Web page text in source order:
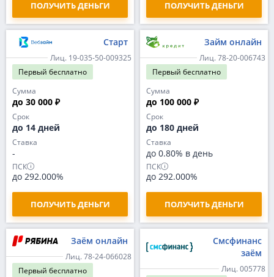
ПОЛУЧИТЬ ДЕНЬГИ ПОЛУЧИТЬ ДЕНЬГИ
Старт
Лиц. 19-035-50-009325
Первый бесплатно
Сумма
до 30 000 ₽
Срок
до 14 дней
Ставка
-
ПСК
до 292.000%
ПОЛУЧИТЬ ДЕНЬГИ
Займ онлайн
Лиц. 78-20-006743
Первый бесплатно
Сумма
до 100 000 ₽
Срок
до 180 дней
Ставка
до 0.80% в день
ПСК
до 292.000%
ПОЛУЧИТЬ ДЕНЬГИ
Заём онлайн
Лиц. 78-24-066028
Первый бесплатно
Смсфинанс
заём
Лиц. 005778